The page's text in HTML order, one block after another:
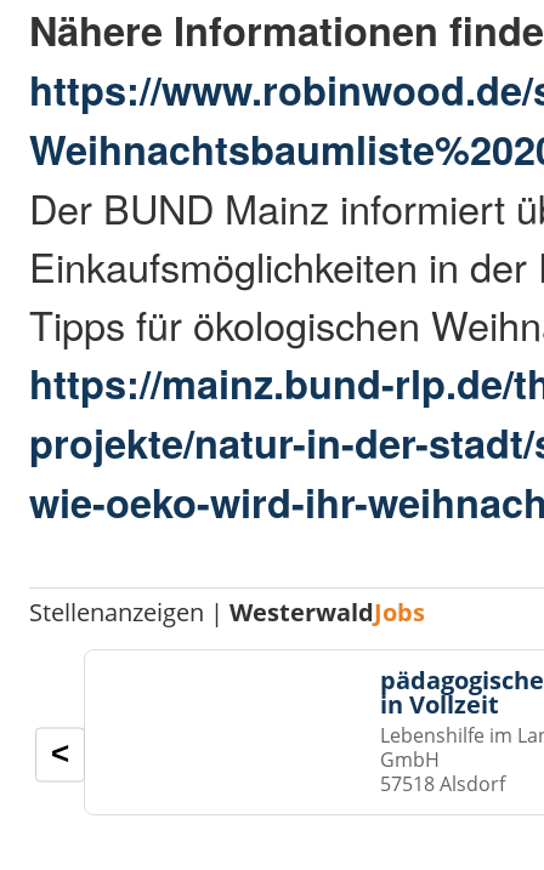
Nähere Informationen
https://
Der BUND Mainz informiert
Einkaufsmöglichkeiten in
Tipps für ökologischen
https://mainz.bund-rlp.de/
projekte/natur-in-der-
wie-oeko-wird-ihr-
Stellenanzeigen |WesterwaldJobs
in Vollzeit
Lebenshilfe im
GmbH
57518 Alsdorf
<